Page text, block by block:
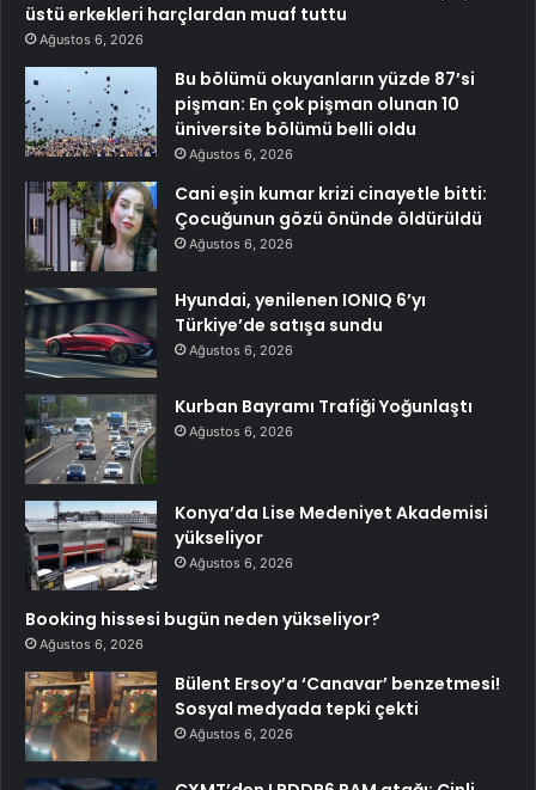
üstü erkekleri harçlardan muaf tuttu
Ağustos 6, 2026
Bu bölümü okuyanların yüzde 87’si
pişman: En çok pişman olunan 10
üniversite bölümü belli oldu
Ağustos 6, 2026
Cani eşin kumar krizi cinayetle bitti:
Çocuğunun gözü önünde öldürüldü
Ağustos 6, 2026
Hyundai, yenilenen IONIQ 6’yı
Türkiye’de satışa sundu
Ağustos 6, 2026
Kurban Bayramı Trafiği Yoğunlaştı
Ağustos 6, 2026
Konya’da Lise Medeniyet Akademisi
yükseliyor
Ağustos 6, 2026
Booking hissesi bugün neden yükseliyor?
Ağustos 6, 2026
Bülent Ersoy’a ‘Canavar’ benzetmesi!
Sosyal medyada tepki çekti
Ağustos 6, 2026